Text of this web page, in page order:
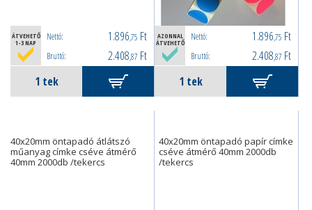
ÁTVEHETŐ
1-3 NAP
Nettó: 1.896,75 Ft
Bruttó: 2.408,87 Ft
AZONNAL
ÁTVEHETŐ
Nettó: 1.896,75 Ft
Bruttó: 2.408,87 Ft
40x20mm öntapadó átlátszó
műanyag címke cséve átmérő
40mm 2000db /tekercs
40x20mm öntapadó papír címke
cséve átmérő 40mm 2000db
/tekercs